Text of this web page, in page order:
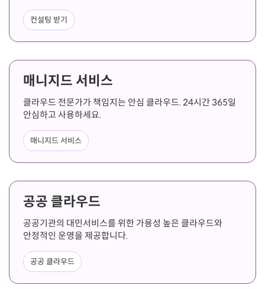
컨설팅 받기
매니지드 서비스
클라우드 전문가가 책임지는 안심 클라우드. 24시간 365일
안심하고 사용하세요.
매니지드 서비스
공공 클라우드
공공기관의 대민서비스를 위한 가용성 높은 클라우드와
안정적인 운영을 제공합니다.
공공 클라우드